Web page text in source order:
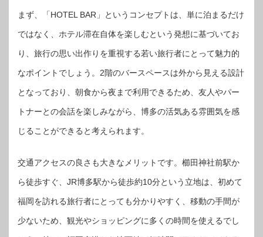
まず、「HOTEL BAR」というコンセプトは、単に泊まるだけ
ではなく、ホテル滞在自体を楽しむという発想に基づいてお
り、旅行の思い出作りを重視する若い旅行者にとって魅力的
なポイントでしょう。2階のバースペースは外から見える設計
となっており、朝食から夜まで利用できるため、友人やパー
トナーとの会話を楽しみながら、博多の活気ある雰囲気を感
じることができると考えられます。
交通アクセスの良さも大きなメリットです。櫛田神社前駅か
ら徒歩すぐ、JR博多駅から徒歩約10分という立地は、初めて
福岡を訪れる旅行者にとっても分かりやすく、移動の手間が
少ないため、観光やショッピングに多くの時間を使えるでし